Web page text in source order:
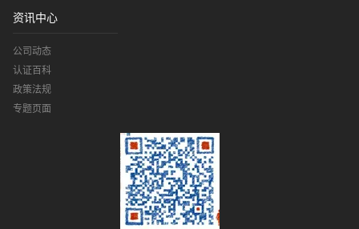
资讯中心
公司动态
认证百科
政策法规
专题页面